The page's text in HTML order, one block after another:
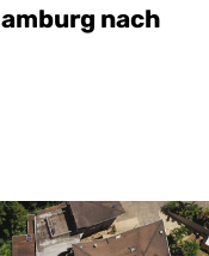
nach